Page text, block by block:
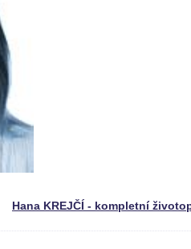
Hana KREJČÍ - kompletní